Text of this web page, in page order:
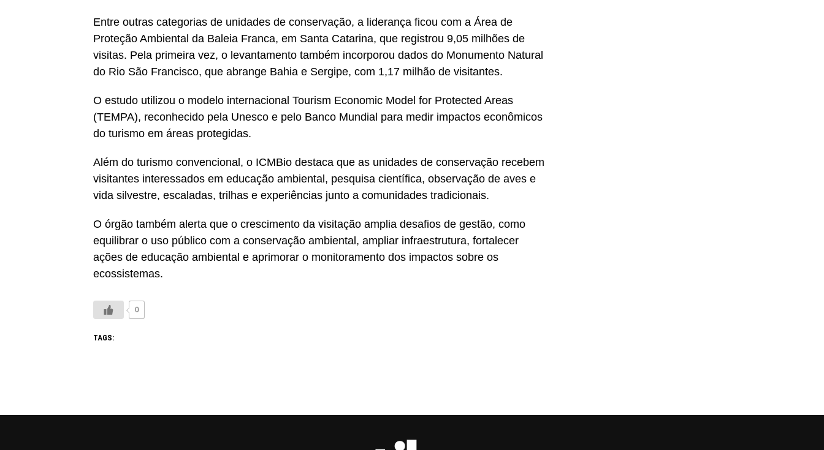
Entre outras categorias de unidades de conservação, a liderança ficou com a Área de
Proteção Ambiental da Baleia Franca, em Santa Catarina, que registrou 9,05 milhões de
visitas. Pela primeira vez, o levantamento também incorporou dados do Monumento Natural
do Rio São Francisco, que abrange Bahia e Sergipe, com 1,17 milhão de visitantes.
O estudo utilizou o modelo internacional Tourism Economic Model for Protected Areas
(TEMPA), reconhecido pela Unesco e pelo Banco Mundial para medir impactos econômicos
do turismo em áreas protegidas.
Além do turismo convencional, o ICMBio destaca que as unidades de conservação recebem
visitantes interessados em educação ambiental, pesquisa científica, observação de aves e
vida silvestre, escaladas, trilhas e experiências junto a comunidades tradicionais.
O órgão também alerta que o crescimento da visitação amplia desafios de gestão, como
equilibrar o uso público com a conservação ambiental, ampliar infraestrutura, fortalecer
ações de educação ambiental e aprimorar o monitoramento dos impactos sobre os
ecossistemas.
0
TAGS: